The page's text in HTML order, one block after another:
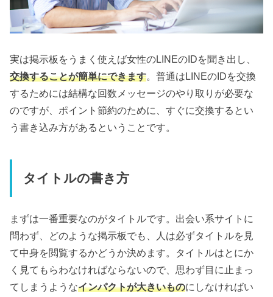
実は掲示板をうまく使えば女性のLINEのIDを聞き出し、
交換することが簡単にできます。普通はLINEのIDを交換
するためには結構な回数メッセージのやり取りが必要な
のですが、ポイント節約のために、すぐに交換するとい
う書き込み方があるということです。
タイトルの書き方
まずは一番重要なのがタイトルです。出会い系サイトに
問わず、どのような掲示板でも、人は必ずタイトルを見
て中身を閲覧するかどうか決めます。タイトルはとにか
く見てもらわなければならないので、思わず目に止まっ
てしまうようなインパクトが大きいものにしなければい